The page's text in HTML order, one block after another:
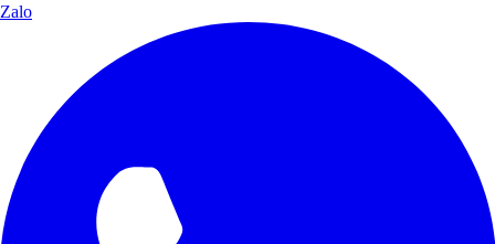
Zalo